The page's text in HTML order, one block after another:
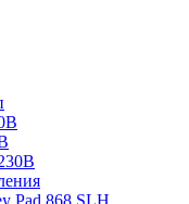
Pad 868 SLH